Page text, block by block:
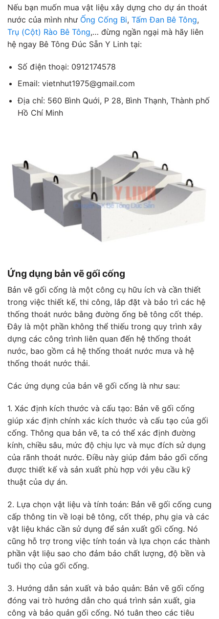
Nếu bạn muốn mua vật liệu xây dựng cho dự án thoát
nước của mình như Ống Cống Bi, Tấm Đan Bê Tông,
Trụ (Cột) Rào Bê Tông,… đừng ngần ngại mà hãy liên
hệ ngay Bê Tông Đúc Sẵn Y Linh tại:
Số điện thoại: 0912174578
Email: vietnhut1975@gmail.com
Địa chỉ: 560 Bình Quới, P 28, Bình Thạnh, Thành phố
Hồ Chí Minh
Ứng dụng bản vẽ gối cống
Bản vẽ gối cống là một công cụ hữu ích và cần thiết
trong việc thiết kế, thi công, lắp đặt và bảo trì các hệ
thống thoát nước bằng đường ống bê tông cốt thép.
Đây là một phần không thể thiếu trong quy trình xây
dựng các công trình liên quan đến hệ thống thoát
nước, bao gồm cả hệ thống thoát nước mưa và hệ
thống thoát nước thải.
Các ứng dụng của bản vẽ gối cống là như sau:
1. Xác định kích thước và cấu tạo: Bản vẽ gối cống
giúp xác định chính xác kích thước và cấu tạo của gối
cống. Thông qua bản vẽ, ta có thể xác định đường
kính, chiều sâu, mức độ chịu lực và mục đích sử dụng
của rãnh thoát nước. Điều này giúp đảm bảo gối cống
được thiết kế và sản xuất phù hợp với yêu cầu kỹ
thuật của dự án.
2. Lựa chọn vật liệu và tính toán: Bản vẽ gối cống cung
cấp thông tin về loại bê tông, cốt thép, phụ gia và các
vật liệu khác cần sử dụng để sản xuất gối cống. Nó
cũng hỗ trợ trong việc tính toán và lựa chọn các thành
phần vật liệu sao cho đảm bảo chất lượng, độ bền và
tuổi thọ của gối cống.
3. Hướng dẫn sản xuất và bảo quản: Bản vẽ gối cống
đóng vai trò hướng dẫn cho quá trình sản xuất, gia
công và bảo quản gối cống. Nó tuân theo các tiêu